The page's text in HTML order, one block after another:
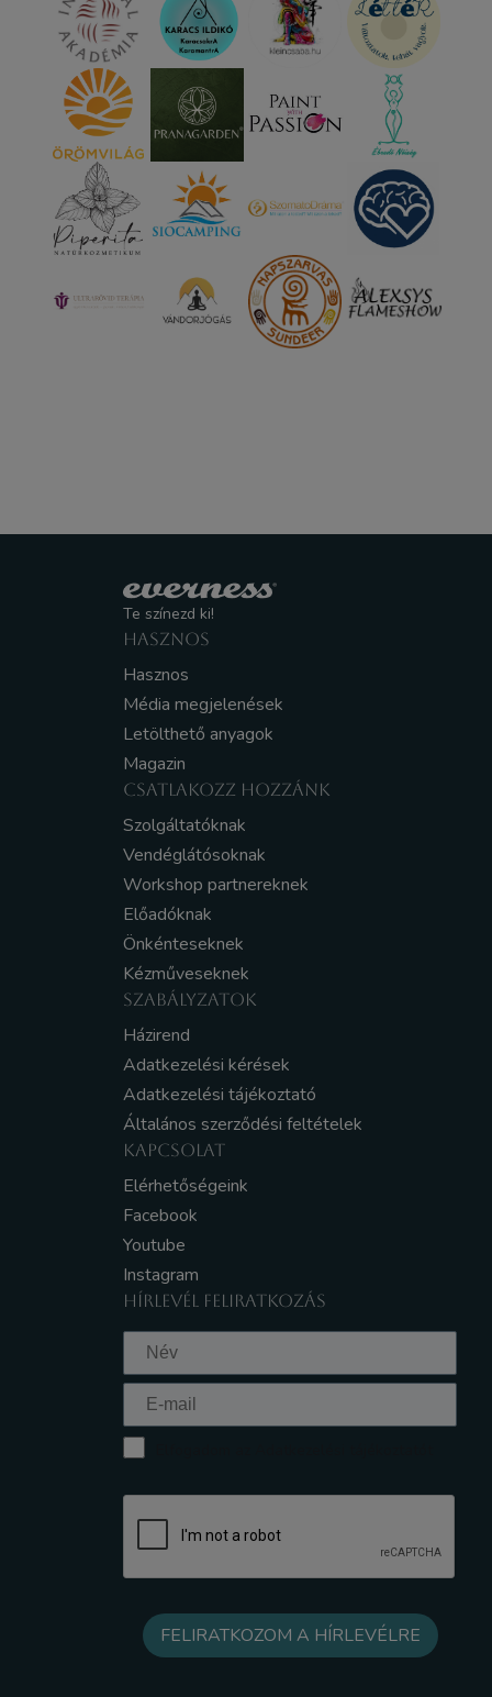
Te színezd ki!
HASZNOS
Hasznos
Média megjelenések
Letölthető anyagok
Magazin
CSATLAKOZZ HOZZÁNK
Szolgáltatóknak
Vendéglátósoknak
Workshop partnereknek
Előadóknak
Önkénteseknek
Kézműveseknek
SZABÁLYZATOK
Házirend
Adatkezelési kérések
Adatkezelési tájékoztató
Általános szerződési feltételek
KAPCSOLAT
Elérhetőségeink
Facebook
Youtube
Instagram
HÍRLEVÉL FELIRATKOZÁS